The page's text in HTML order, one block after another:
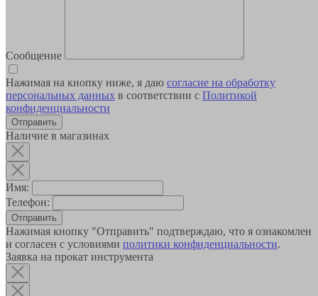
Сообщение
Нажимая на кнопку ниже, я даю согласие на обработку
персональных данных в соответствии с Политикой
конфиденциальности
Наличие в магазинах
Имя:
Телефон:
Отправить
Нажимая кнопку "Отправить" подтверждаю, что я ознакомлен
и согласен с условиями политики конфиденциальности.
Заявка на прокат инструмента